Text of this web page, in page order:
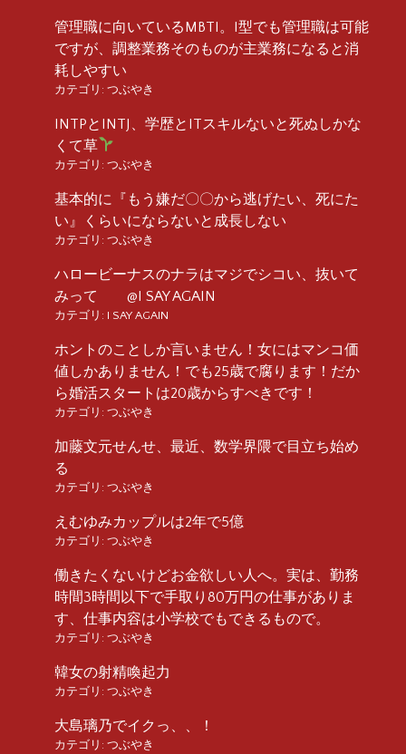
管理職に向いているMBTI。I型でも管理職は可能
ですが、調整業務そのものが主業務になると消
耗しやすい
カテゴリ: つぶやき
INTPとINTJ、学歴とITスキルないと死ぬしかな
くて草
カテゴリ: つぶやき
基本的に『もう嫌だ〇〇から逃げたい、死にた
い』くらいにならないと成長しない
カテゴリ: つぶやき
ハロービーナスのナラはマジでシコい、抜いて
みって @I SAY AGAIN
カテゴリ: I SAY AGAIN
ホントのことしか言いません！女にはマンコ価
値しかありません！でも25歳で腐ります！だか
ら婚活スタートは20歳からすべきです！
カテゴリ: つぶやき
加藤文元せんせ、最近、数学界隈で目立ち始め
る
カテゴリ: つぶやき
えむゆみカップルは2年で5億
カテゴリ: つぶやき
働きたくないけどお金欲しい人へ。実は、勤務
時間3時間以下で手取り80万円の仕事がありま
す、仕事内容は小学校でもできるもので。
カテゴリ: つぶやき
韓女の射精喚起力
カテゴリ: つぶやき
大島璃乃でイクっ、、！
カテゴリ: つぶやき